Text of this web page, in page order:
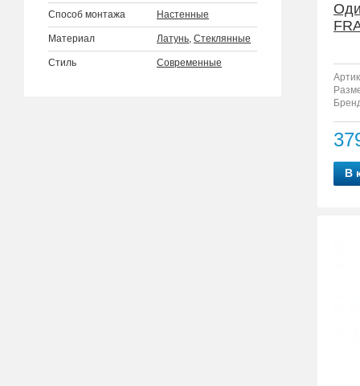
Способ монтажа Настенные
Материал Латунь, Стеклянные
Стиль Современные
В